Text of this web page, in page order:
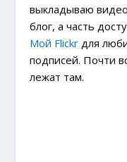
выкладываю
блог, а часть
Мой Flickr для
подписей. Почти
лежат там.